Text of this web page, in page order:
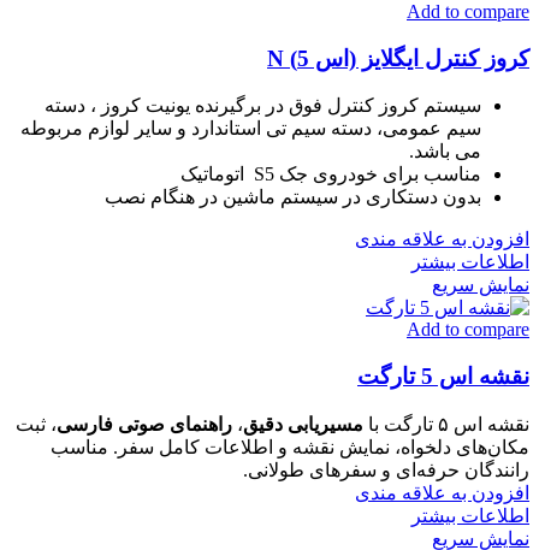
Add to compare
کروز کنترل ایگلایز (اس 5) N
سیستم کروز کنترل فوق در برگیرنده یونیت کروز ، دسته
سیم عمومی، دسته سیم تی استاندارد و سایر لوازم مربوطه
می باشد.
مناسب برای خودروی جک S5 اتوماتیک
بدون دستکاری در سیستم ماشین در هنگام نصب
افزودن به علاقه مندی
اطلاعات بیشتر
نمایش سریع
Add to compare
نقشه اس 5 تارگت
نقشه اس ۵ تارگت با مسیریابی دقیق، راهنمای صوتی فارسی، ثبت
مکان‌های دلخواه، نمایش نقشه و اطلاعات کامل سفر. مناسب
رانندگان حرفه‌ای و سفرهای طولانی.
افزودن به علاقه مندی
اطلاعات بیشتر
نمایش سریع